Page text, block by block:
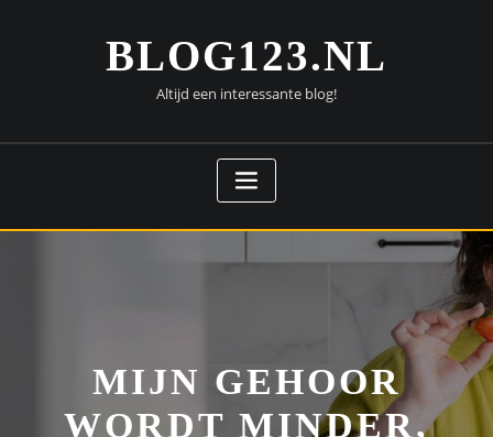
BLOG123.NL
Altijd een interessante blog!
MIJN GEHOOR
WORDT MINDER,